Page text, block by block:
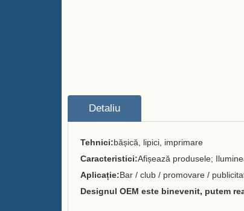
Detaliu
Tehnici:bășică, lipici, imprimare
Caracteristici:Afișează produsele;
Aplicație:Bar / club / promovare /
Designul OEM este binevenit, putem